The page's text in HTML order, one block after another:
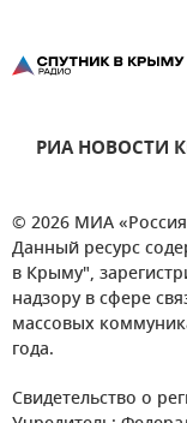
РИА НОВОСТИ
© 2026 МИА «Россия
Данный ресурс
в Крыму",
надзору в сфере
массовых
года.
Свидетельство о